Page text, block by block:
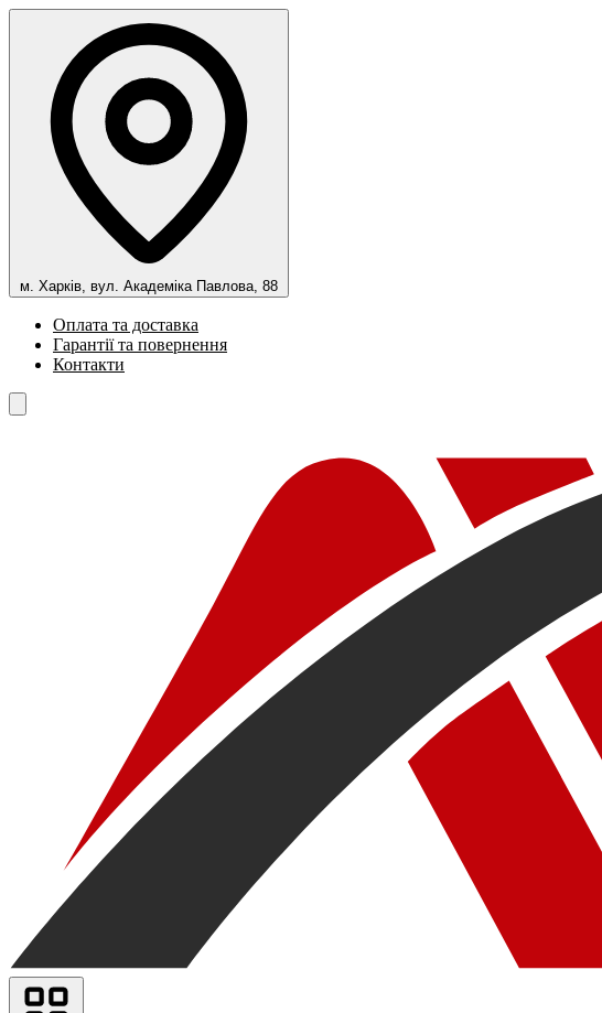
м. Харків, вул. Академіка Павлова, 88
Оплата та доставка
Гарантії та повернення
Контакти